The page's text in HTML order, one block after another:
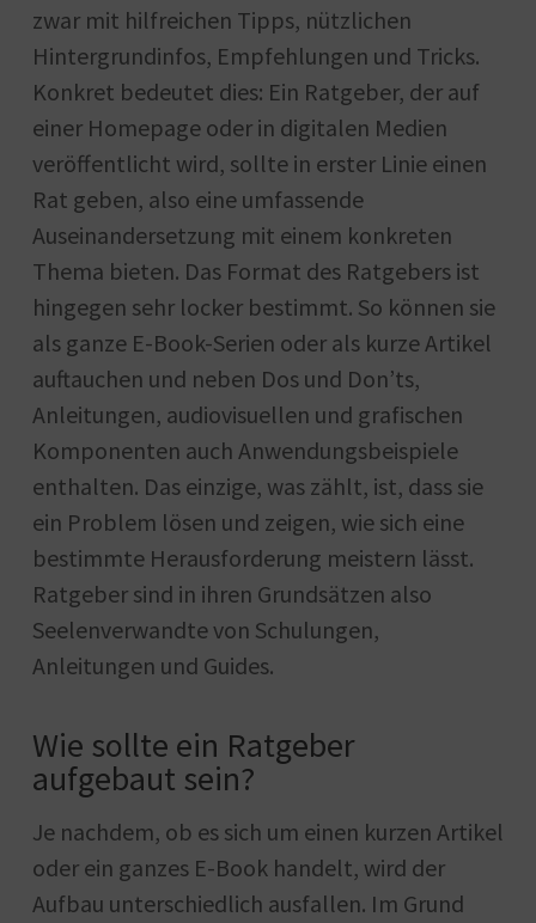
zwar mit hilfreichen Tipps, nützlichen
Hintergrundinfos, Empfehlungen und Tricks.
Konkret bedeutet dies: Ein Ratgeber, der auf
einer Homepage oder in digitalen Medien
veröffentlicht wird, sollte in erster Linie einen
Rat geben, also eine umfassende
Auseinandersetzung mit einem konkreten
Thema bieten. Das Format des Ratgebers ist
hingegen sehr locker bestimmt. So können sie
als ganze E-Book-Serien oder als kurze Artikel
auftauchen und neben Dos und Don’ts,
Anleitungen, audiovisuellen und grafischen
Komponenten auch Anwendungsbeispiele
enthalten. Das einzige, was zählt, ist, dass sie
ein Problem lösen und zeigen, wie sich eine
bestimmte Herausforderung meistern lässt.
Ratgeber sind in ihren Grundsätzen also
Seelenverwandte von Schulungen,
Anleitungen und Guides.
Wie sollte ein Ratgeber
aufgebaut sein?
Je nachdem, ob es sich um einen kurzen Artikel
oder ein ganzes E-Book handelt, wird der
Aufbau unterschiedlich ausfallen. Im Grund